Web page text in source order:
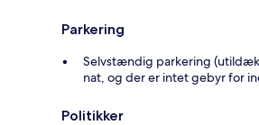
Parkering
Selvstændig parkering
nat, og der er intet gebyr for
Politikker